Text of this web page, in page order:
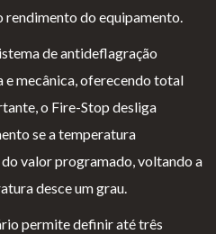
rendimento do equipamento.
de antideflagração
mecânica, oferecendo total
o Fire-Stop desliga
se a temperatura
valor programado, voltando a
desce um grau.
permite definir até três